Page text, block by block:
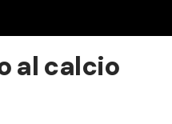
al calcio